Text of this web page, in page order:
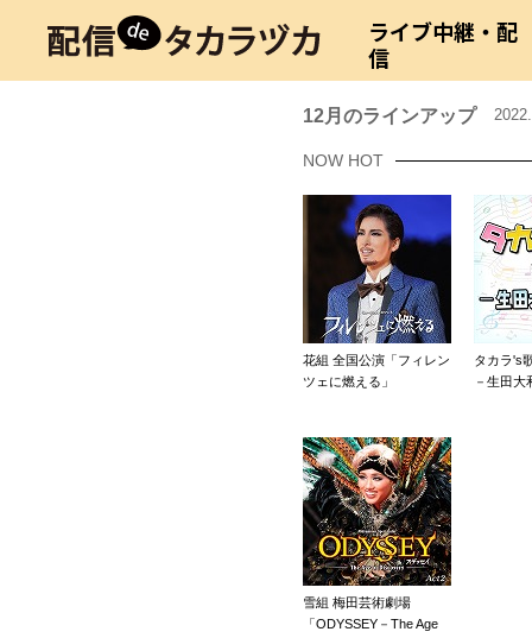
ライブ中継・配
信
12月のラインアップ
NOW HOT
花組 全国公演「フィレン
ツェに燃える」
タカラ's
－生田
雪組 梅田芸術劇場
「ODYSSEY－The Age